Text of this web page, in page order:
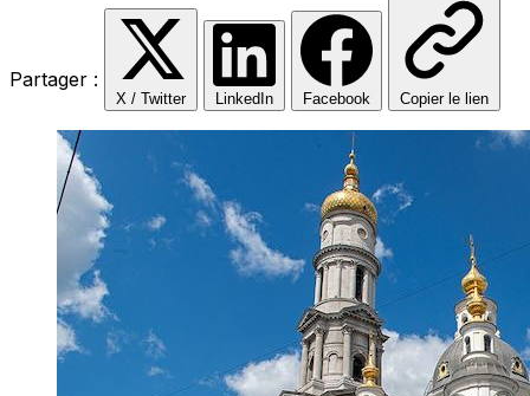
Partager :
X / Twitter LinkedIn Facebook Copier le lien